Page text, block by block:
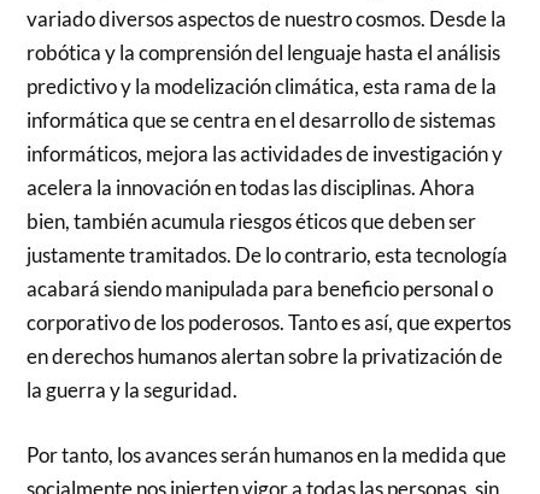
variado diversos aspectos de nuestro cosmos. Desde la
robótica y la comprensión del lenguaje hasta el análisis
predictivo y la modelización climática, esta rama de la
informática que se centra en el desarrollo de sistemas
informáticos, mejora las actividades de investigación y
acelera la innovación en todas las disciplinas. Ahora
bien, también acumula riesgos éticos que deben ser
justamente tramitados. De lo contrario, esta tecnología
acabará siendo manipulada para beneficio personal o
corporativo de los poderosos. Tanto es así, que expertos
en derechos humanos alertan sobre la privatización de
la guerra y la seguridad.
Por tanto, los avances serán humanos en la medida que
socialmente nos injerten vigor a todas las personas, sin